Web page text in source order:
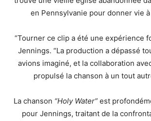
en Pennsylvanie pour donner vie à
“Tourner ce clip a été une expérience
Jennings. “La production a dépassé
avions imaginé, et la collaboration
propulsé la chanson à un tout
La chanson “Holy Water”est
pour Jennings, traitant de la